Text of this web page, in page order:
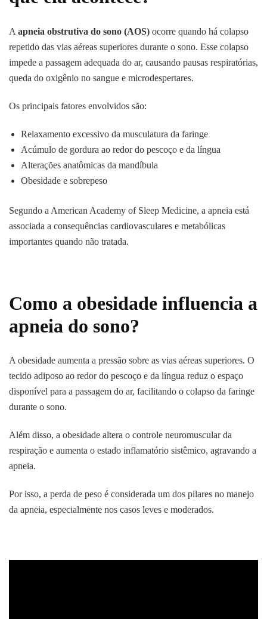
A apneia obstrutiva do sono (AOS) ocorre quando há colapso
repetido das vias aéreas superiores durante o sono. Esse colapso
impede a passagem adequada do ar, causando pausas respiratórias,
queda do oxigênio no sangue e microdespertares.
Os principais fatores envolvidos são:
Relaxamento excessivo da musculatura da faringe
Acúmulo de gordura ao redor do pescoço e da língua
Alterações anatômicas da mandíbula
Obesidade e sobrepeso
Segundo a American Academy of Sleep Medicine, a apneia está
associada a consequências cardiovasculares e metabólicas
importantes quando não tratada.
Como a obesidade influencia a
apneia do sono?
A obesidade aumenta a pressão sobre as vias aéreas superiores. O
tecido adiposo ao redor do pescoço e da língua reduz o espaço
disponível para a passagem do ar, facilitando o colapso da faringe
durante o sono.
Além disso, a obesidade altera o controle neuromuscular da
respiração e aumenta o estado inflamatório sistêmico, agravando a
apneia.
Por isso, a perda de peso é considerada um dos pilares no manejo
da apneia, especialmente nos casos leves e moderados.